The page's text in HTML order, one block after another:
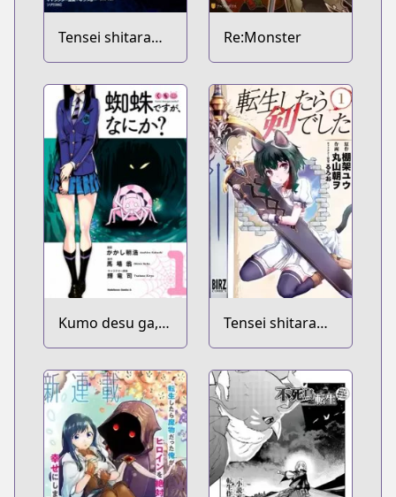
Tensei shitara
Slime Datta Ken
Re:Monster
Kumo desu ga,
Nani ka?
Tensei shitara
Ken deshita